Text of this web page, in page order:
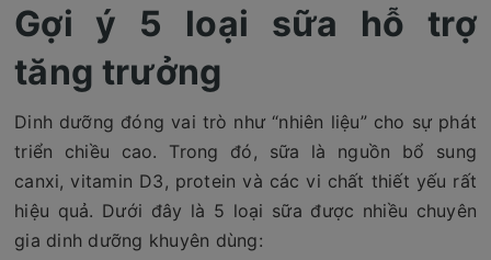
Gợi ý 5 loại sữa hỗ trợ
tăng trưởng
Dinh dưỡng đóng vai trò như “nhiên liệu” cho sự phát
triển chiều cao. Trong đó, sữa là nguồn bổ sung
canxi, vitamin D3, protein và các vi chất thiết yếu rất
hiệu quả. Dưới đây là 5 loại sữa được nhiều chuyên
gia dinh dưỡng khuyên dùng: